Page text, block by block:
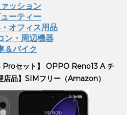
ァッション
ューティー
・オフィス用品
ン・周辺機器
＆バイク
Proセット】 OPPO Reno13 A チ
店品】SIMフリー（Amazon）